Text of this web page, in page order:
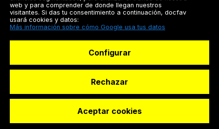
Solicitar reserva
Registrarse
Docfav
© Dashboard Technologies S.L
web y para comprender de donde llegan nuestros
visitantes. Si das tu consentimiento a continuación, docfav
usará cookies y datos:
Más información sobre cómo Google usa tus datos
Configurar
Rechazar
Aceptar cookies